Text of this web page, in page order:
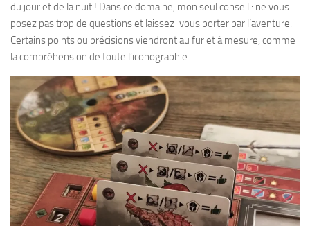
du jour et de la nuit ! Dans ce domaine, mon seul conseil : ne vous
posez pas trop de questions et laissez-vous porter par l’aventure.
Certains points ou précisions viendront au fur et à mesure, comme
la compréhension de toute l’iconographie.